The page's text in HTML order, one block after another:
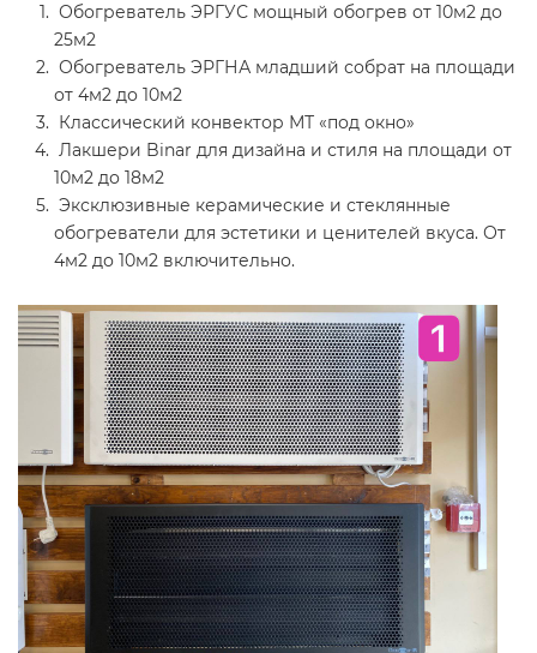
Обогреватель ЭРГУС мощный обогрев от 10м2 до
25м2
Обогреватель ЭРГНА младший собрат на площади
от 4м2 до 10м2
Классический конвектор МТ «под окно»
Лакшери Binar для дизайна и стиля на площади от
10м2 до 18м2
Эксклюзивные керамические и стеклянные
обогреватели для эстетики и ценителей вкуса. От
4м2 до 10м2 включительно.